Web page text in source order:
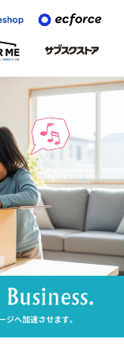
ジへ加速させます。